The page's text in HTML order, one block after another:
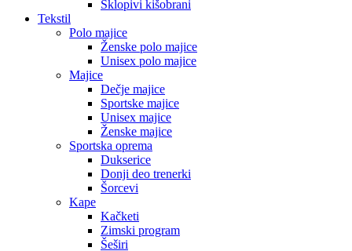
Sklopivi kišobrani
Tekstil
Polo majice
Ženske polo majice
Unisex polo majice
Majice
Dečje majice
Sportske majice
Unisex majice
Ženske majice
Sportska oprema
Dukserice
Donji deo trenerki
Šorcevi
Kape
Kačketi
Zimski program
Šeširi